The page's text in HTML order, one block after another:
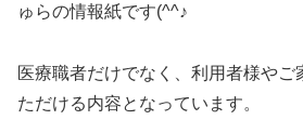
ゅらの情報紙です(^^♪
医療職者だけでなく、利用者様やご
ただける内容となっています。